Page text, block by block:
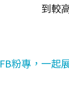
到較
粉專，一起